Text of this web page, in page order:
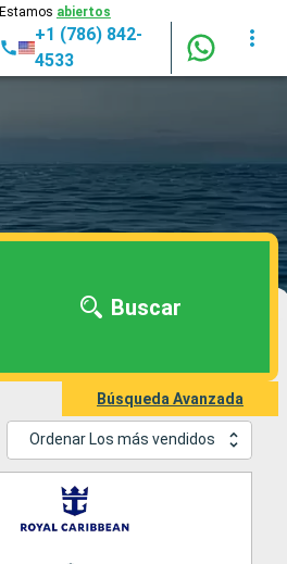
Estamos abiertos
+1 (786) 842-
4533
Buscar
Búsqueda Avanzada
Ordenar Los más vendidos